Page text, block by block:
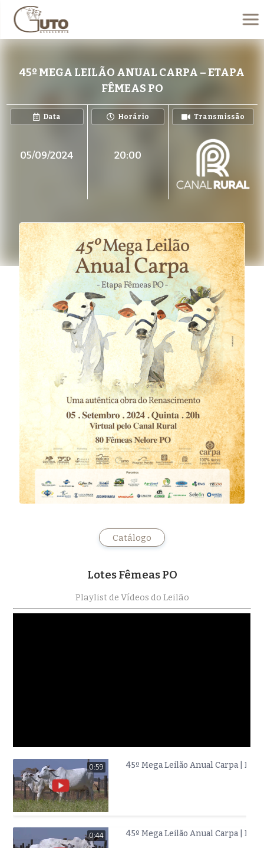
45º MEGA LEILÃO ANUAL CARPA – ETAPA
FÊMEAS PO
Data
05/09/2024
Horário
20:00
Transmissão
Catálogo
Lotes Fêmeas PO
Playlist de Vídeos do Leilão
0:59 45º Mega Leilão Anual Carpa |
0:44 45º Mega Leilão Anual Carpa |